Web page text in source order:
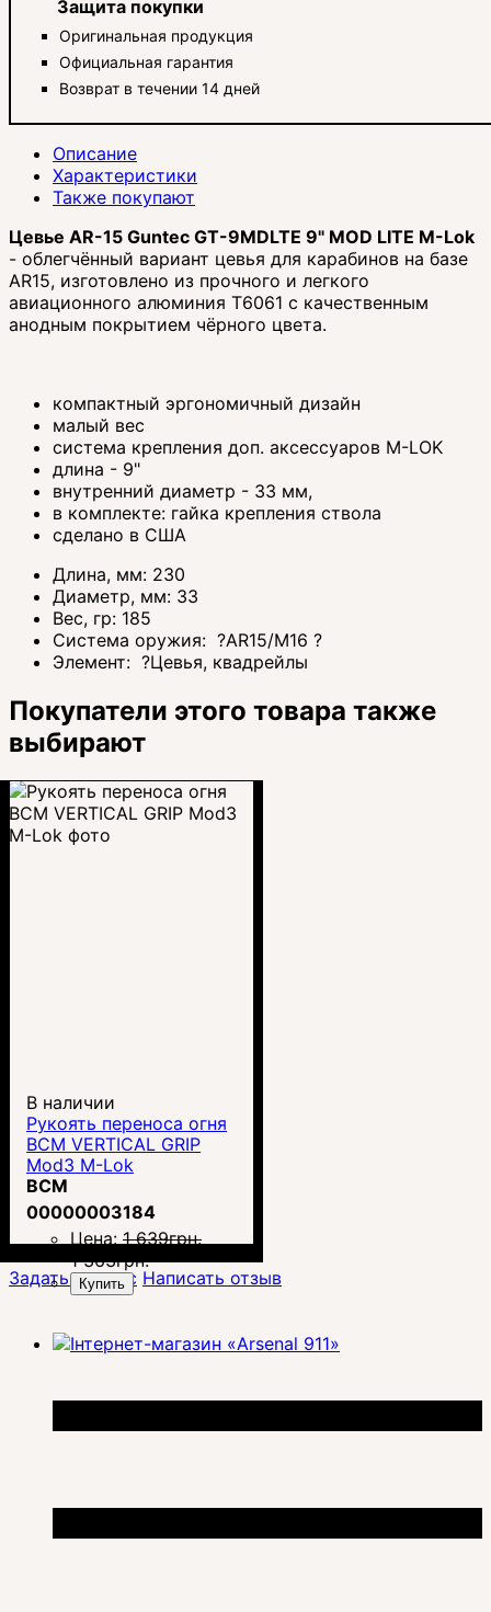
Защита покупки
Оригинальная продукция
Официальная гарантия
Возврат в течении 14 дней
Описание
Характеристики
Также покупают
Цевье AR-15 Guntec GT-9MDLTE 9" MOD LITE M-Lok
- облегчённый вариант цевья для карабинов на базе
AR15, изготовлено из прочного и легкого
авиационного алюминия T6061 с качественным
анодным покрытием чёрного цвета.
компактный эргономичный дизайн
малый вес
система крепления доп. аксессуаров M-LOK
длина - 9"
внутренний диаметр - 33 мм,
в комплекте: гайка крепления ствола
сделано в США
Длина, мм: 230
Диаметр, мм: 33
Вес, гр: 185
Система оружия: ?AR15/M16 ?
Элемент: ?Цевья, квадрейлы
Покупатели этого товара также
выбирают
В наличии
Рукоять переноса огня
BCM VERTICAL GRIP
Mod3 M-Lok
BCM
00000003184
Цена: 1 639грн.
1 363грн.
Купить
Задать вопрос Написать отзыв